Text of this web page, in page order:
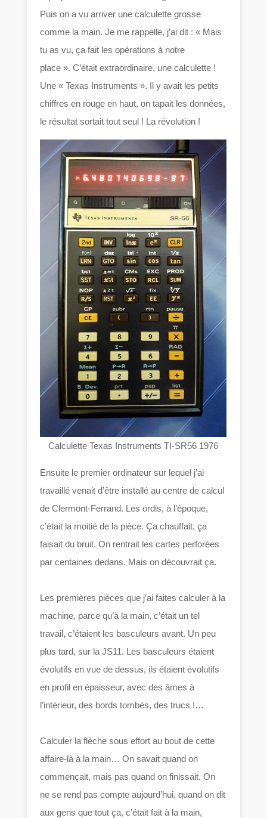
Puis on a vu arriver une calculette grosse
comme la main. Je me rappelle, j’ai dit : « Mais
tu as vu, ça fait les opérations à notre
place ». C’était extraordinaire, une calculette !
Une « Texas Instruments ». Il y avait les petits
chiffres en rouge en haut, on tapait les données,
le résultat sortait tout seul ! La révolution !
Calculette Texas Instruments TI-SR56 1976
Ensuite le premier ordinateur sur lequel j’ai
travaillé venait d’être installé au centre de calcul
de Clermont-Ferrand. Les ordis, à l’époque,
c’était la moitié de la pièce. Ça chauffait, ça
faisait du bruit. On rentrait les cartes perforées
par centaines dedans. Mais on découvrait ça.
Les premières pièces que j’ai faites calculer à la
machine, parce qu’à la main, c’était un tel
travail, c’étaient les basculeurs avant. Un peu
plus tard, sur la JS11. Les basculeurs étaient
évolutifs en vue de dessus, ils étaient évolutifs
en profil en épaisseur, avec des âmes à
l’intérieur, des bords tombés, des trucs !…
Calculer la flèche sous effort au bout de cette
affaire-là à la main… On savait quand on
commençait, mais pas quand on finissait. On
ne se rend pas compte aujourd’hui, quand on dit
aux gens que tout ça, c’était fait à la main,